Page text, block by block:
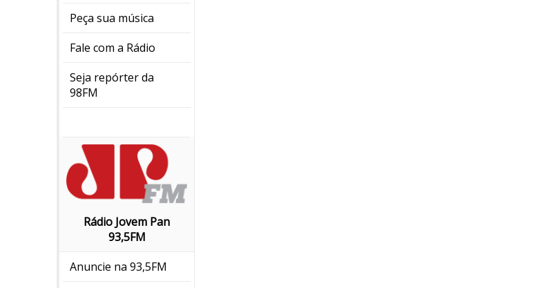
Peça sua música
Fale com a Rádio
Seja repórter da
98FM
Rádio Jovem Pan
93,5FM
Anuncie na 93,5FM